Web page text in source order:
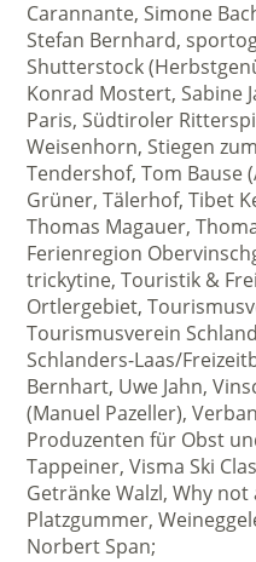
Carannante, Simone
Stefan Bernhard,
Shutterstock
Konrad Mostert, Sabine
Paris, Südtiroler
Weisenhorn, Stiegen
Tendershof, Tom Bause
Grüner, Tälerhof, Tibet
Thomas Magauer,
Ferienregion
trickytine, Touristik &
Ortlergebiet,
Tourismusverein
Schlanders-Laas/
Bernhart, Uwe Jahn,
(Manuel Pazeller),
Produzenten für Obst
Tappeiner, Visma Ski
Getränke Walzl, Why
Platzgummer,
Norbert Span;